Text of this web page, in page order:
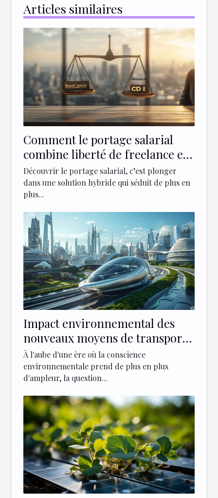
Articles similaires
Comment le portage salarial
combine liberté de freelance et
sécurité du CDI
Découvrir le portage salarial, c’est plonger
dans une solution hybride qui séduit de plus en
plus...
Impact environnemental des
nouveaux moyens de transport
urbains
À l'aube d'une ère où la conscience
environnementale prend de plus en plus
d'ampleur, la question...